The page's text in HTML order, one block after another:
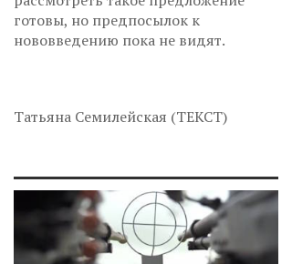
готовы, но предпосылок к
нововведению пока не видят.
Татьяна Семилейская (ТЕКСТ)